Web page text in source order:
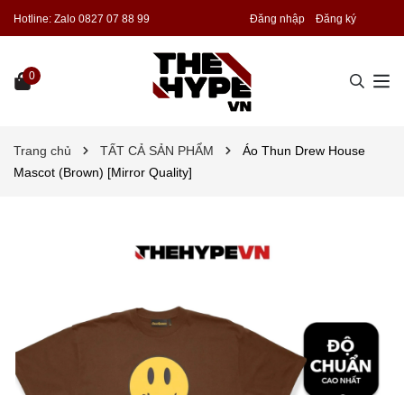
Hotline: Zalo 0827 07 88 99 Đăng nhập Đăng ký
0
Trang chủ TẤT CẢ SẢN PHẨM
Áo Thun Drew House
Mascot (Brown) [Mirror Quality]